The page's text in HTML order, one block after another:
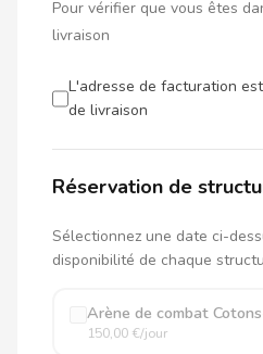
Pour vérifier que vous êtes
livraison
L'adresse de facturation
de livraison
Réservation de
Sélectionnez une date ci-
disponibilité de chaque
Arène de combat
150,00 €/jour